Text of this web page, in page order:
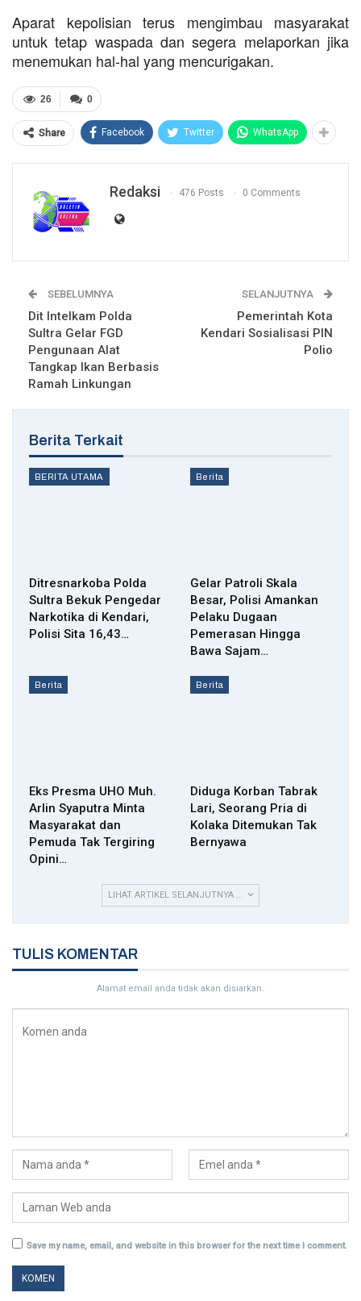
Aparat kepolisian terus mengimbau masyarakat
untuk tetap waspada dan segera melaporkan jika
menemukan hal-hal yang mencurigakan.
0
26
Share Facebook Twitter WhatsApp
Redaksi 476 Posts 0 Comments
SEBELUMNYA
Dit Intelkam Polda
Sultra Gelar FGD
Pengunaan Alat
Tangkap Ikan Berbasis
Ramah Linkungan
SELANJUTNYA
Pemerintah Kota
Kendari Sosialisasi PIN
Polio
Berita Terkait
BERITA UTAMA
Ditresnarkoba Polda
Sultra Bekuk Pengedar
Narkotika di Kendari,
Polisi Sita 16,43…
Berita
Gelar Patroli Skala
Besar, Polisi Amankan
Pelaku Dugaan
Pemerasan Hingga
Bawa Sajam…
Berita
Eks Presma UHO Muh.
Arlin Syaputra Minta
Masyarakat dan
Pemuda Tak Tergiring
Opini…
Berita
Diduga Korban Tabrak
Lari, Seorang Pria di
Kolaka Ditemukan Tak
Bernyawa
LIHAT ARTIKEL SELANJUTNYA ...
TULIS KOMENTAR
Alamat email anda tidak akan disiarkan.
Save my name, email, and website in this browser for the next time I comment.